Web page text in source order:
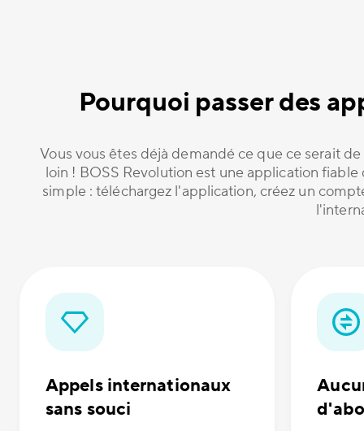
Pourquoi passer des
Vous vous êtes déjà demandé ce que ce serait
loin ! BOSS Revolution est une application
simple : téléchargez l'application, créez un
Appels internationaux
sans souci